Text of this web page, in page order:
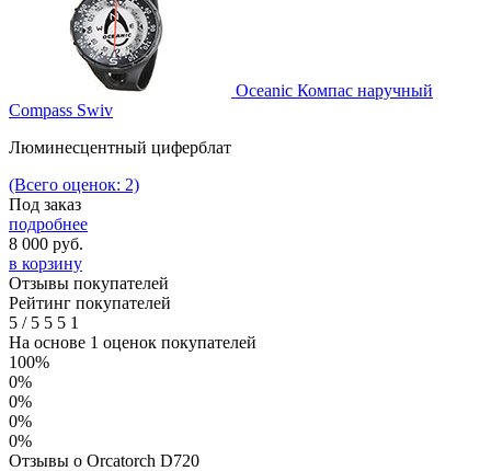
Oceanic Компас наручный
Compass Swiv
Люминесцентный циферблат
(Всего оценок: 2)
Под заказ
подробнее
8 000 руб.
в корзину
Отзывы покупателей
Рейтинг покупателей
5 /5 5 5 1
На основе 1 оценок покупателей
100%
0%
0%
0%
0%
Отзывы о Orcatorch D720